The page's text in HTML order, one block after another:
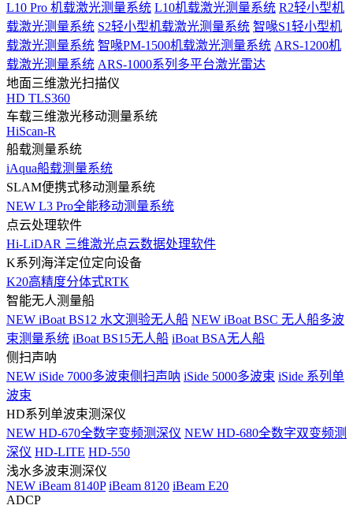
L10 Pro 机载激光测量系统 L10机载激光测量系统 R2轻小型机
载激光测量系统 S2轻小型机载激光测量系统 智喙S1轻小型机
载激光测量系统 智喙PM-1500机载激光测量系统 ARS-1200机
载激光测量系统 ARS-1000系列多平台激光雷达
地面三维激光扫描仪
HD TLS360
车载三维激光移动测量系统
HiScan-R
船载测量系统
iAqua船载测量系统
SLAM便携式移动测量系统
NEW L3 Pro全能移动测量系统
点云处理软件
Hi-LiDAR 三维激光点云数据处理软件
K系列海洋定位定向设备
K20高精度分体式RTK
智能无人测量船
NEW iBoat BS12 水文测验无人船 NEW iBoat BSC 无人船多波
束测量系统 iBoat BS15无人船 iBoat BSA无人船
侧扫声呐
NEW iSide 7000多波束侧扫声呐 iSide 5000多波束 iSide 系列单
波束
HD系列单波束测深仪
NEW HD-670全数字变频测深仪 NEW HD-680全数字双变频测
深仪 HD-LITE HD-550
浅水多波束测深仪
NEW iBeam 8140P iBeam 8120 iBeam E20
ADCP